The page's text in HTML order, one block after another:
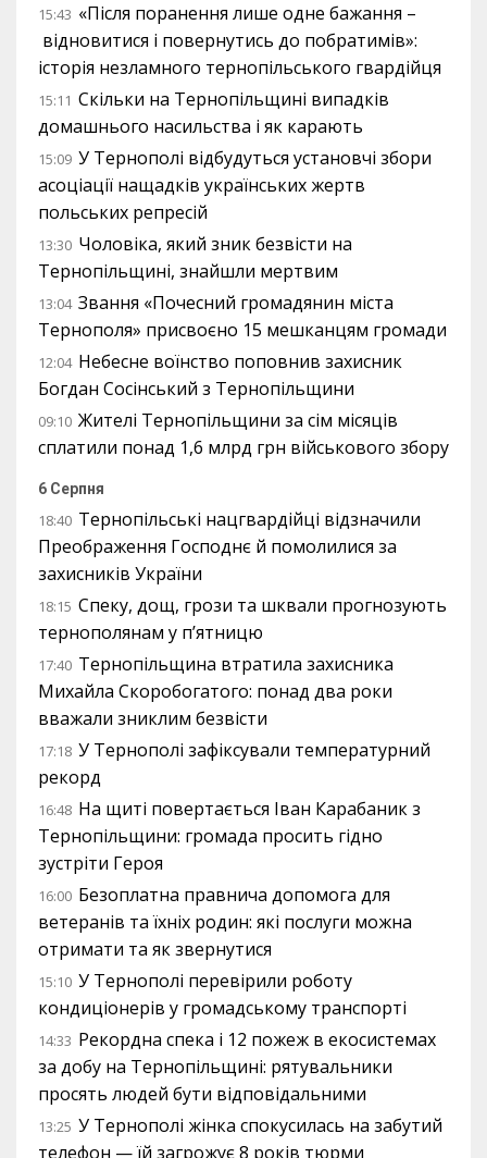
15:43 «Після поранення лише одне бажання –
відновитися і повернутись до побратимів»:
історія незламного тернопільського гвардійця
15:11 Скільки на Тернопільщині випадків
домашнього насильства і як карають
15:09 У Тернополі відбудуться установчі збори
асоціації нащадків українських жертв
польських репресій
13:30 Чоловіка, який зник безвісти на
Тернопільщині, знайшли мертвим
13:04 Звання «Почесний громадянин міста
Тернополя» присвоєно 15 мешканцям громади
12:04 Небесне воїнство поповнив захисник
Богдан Сосінський з Тернопільщини
09:10 Жителі Тернопільщини за сім місяців
сплатили понад 1,6 млрд грн військового збору
6 Серпня
18:40 Тернопільські нацгвардійці відзначили
Преображення Господнє й помолилися за
захисників України
18:15 Спеку, дощ, грози та шквали прогнозують
тернополянам у п’ятницю
17:40 Тернопільщина втратила захисника
Михайла Скоробогатого: понад два роки
вважали зниклим безвісти
17:18 У Тернополі зафіксували температурний
рекорд
16:48 На щиті повертається Іван Карабаник з
Тернопільщини: громада просить гідно
зустріти Героя
16:00 Безоплатна правнича допомога для
ветеранів та їхніх родин: які послуги можна
отримати та як звернутися
15:10 У Тернополі перевірили роботу
кондиціонерів у громадському транспорті
14:33 Рекордна спека і 12 пожеж в екосистемах
за добу на Тернопільщині: рятувальники
просять людей бути відповідальними
13:25 У Тернополі жінка спокусилась на забутий
телефон — їй загрожує 8 років тюрми